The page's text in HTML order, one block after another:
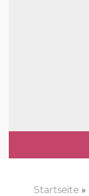
Startseite »